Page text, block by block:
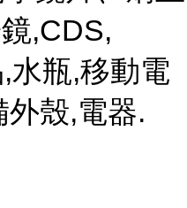
,CDS,
水瓶,移動電
殼,電器.